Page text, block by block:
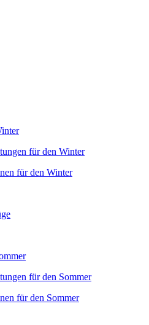
für den Winter
für den Winter
für den Sommer
für den Sommer